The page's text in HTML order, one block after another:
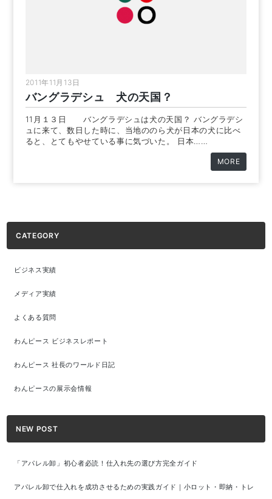
2011年11月13日
バングラデシュ 犬の天国？
11月１３日 バングラデシュは犬の天国？ バングラデシ
ュに来て、数日した時に、当地ののら犬が日本の犬に比べ
ると、とてもやせている事に気づいた。 日本……
MORE
CATEGORY
ビジネス実績
メディア実績
よくある質問
わんピース ビジネスレポート
わんピース 社長のワールド日記
わんピースの展示会情報
NEW POST
「アパレル卸」初心者必読！仕入れ先の選び方完全ガイド
アパレル卸で仕入れを成功させるための実践ガイド｜小ロット・即納・トレ